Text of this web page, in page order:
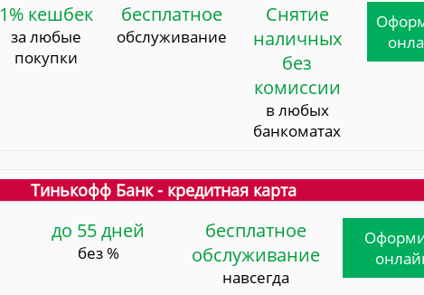
1% кешбек
за любые
покупки
бесплатное
обслуживание
Снятие
наличных
без
комиссии
в любых
банкоматах
Тинькофф Банк - кредитная карта
до 55 дней
без %
бесплатное
обслуживание
навсегда